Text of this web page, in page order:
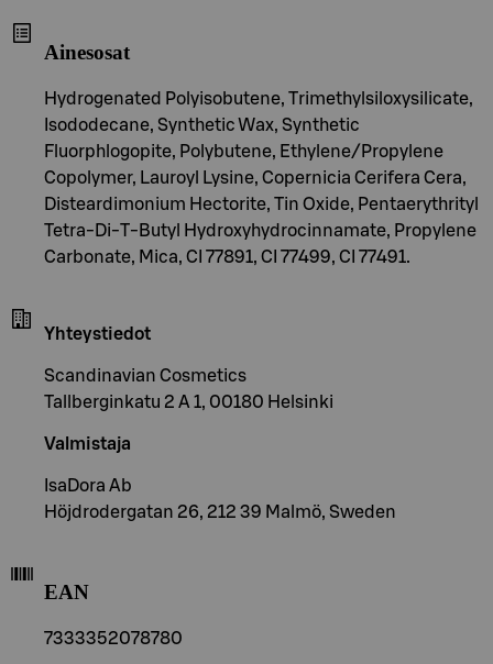
Ainesosat
Hydrogenated Polyisobutene, Trimethylsiloxysilicate,
Isododecane, Synthetic Wax, Synthetic
Fluorphlogopite, Polybutene, Ethylene/Propylene
Copolymer, Lauroyl Lysine, Copernicia Cerifera Cera,
Disteardimonium Hectorite, Tin Oxide, Pentaerythrityl
Tetra-Di-T-Butyl Hydroxyhydrocinnamate, Propylene
Carbonate, Mica, CI 77891, CI 77499, CI 77491.
Yhteystiedot
Scandinavian Cosmetics
Tallberginkatu 2 A 1, 00180 Helsinki
Valmistaja
IsaDora Ab
Höjdrodergatan 26, 212 39 Malmö, Sweden
EAN
7333352078780